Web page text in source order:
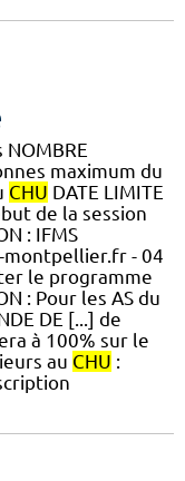
NOMBRE
maximum du
CHU DATE LIMITE
de la session
: IFMS
-montpellier.fr - 04
le programme
: Pour les AS du
DE [...] de
à 100% sur le
au CHU :